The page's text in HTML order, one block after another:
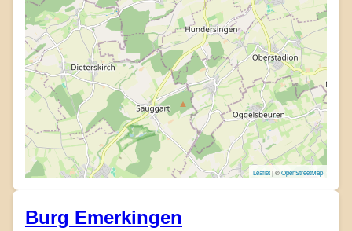
Leaflet| ©OpenStreetMap
Burg Emerkingen